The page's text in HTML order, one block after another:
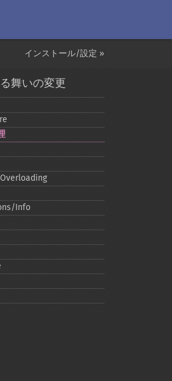
インストール/設定 »
舞いの変更
Info